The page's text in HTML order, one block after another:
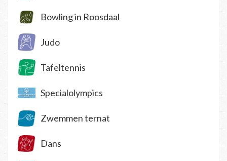
Bowling in Roosdaal
Judo
Tafeltennis
Specialolympics
Zwemmen ternat
Dans